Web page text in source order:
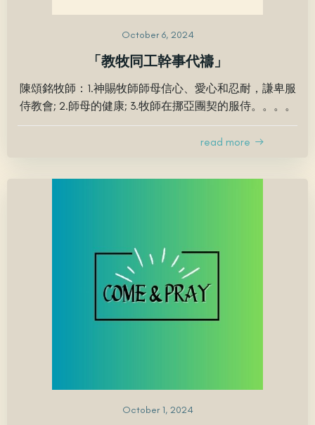
October 6, 2024
「教牧同工幹事代禱」
陳頌銘牧師：1.神賜牧師師母信心、愛心和忍耐，謙卑服
侍教會; 2.師母的健康; 3.牧師在挪亞團契的服侍。。。。
read more
October 1, 2024